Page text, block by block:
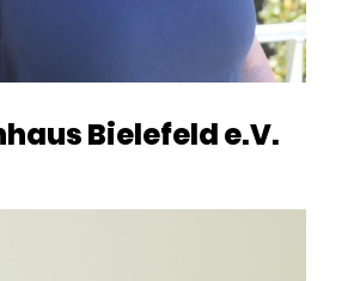
Bielefeld e.V.